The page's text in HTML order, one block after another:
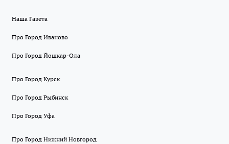
Наша Газета
Про Город Иваново
Про Город Йошкар-Ола
Про Город Курск
Про Город Рыбинск
Про Город Уфа
Про Город Нижний Новгород